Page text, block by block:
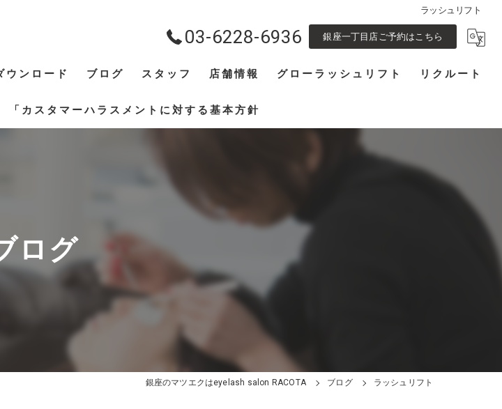
ラッシュリフト
03-6228-6936 銀座一丁目店ご予約はこちら
ンロード ブログ
ギャラリー
スタッフ 店舗情報
池袋東口店
グローラッシュリフト リクルート
「カスタマーハラスメントに対する基本方針
ログ
銀座のマツエクはeyelash salon RACOTA ブログ ラッシュリフト